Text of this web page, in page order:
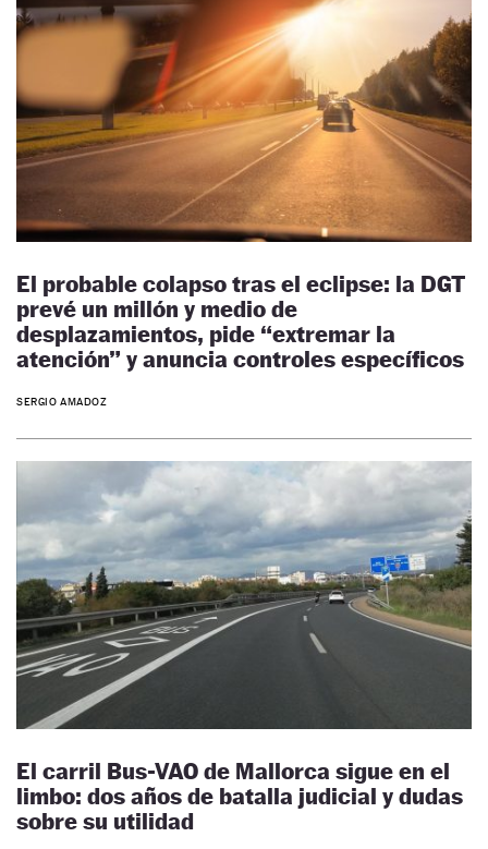
El probable colapso tras el eclipse: la DGT
prevé un millón y medio de
desplazamientos, pide “extremar la
atención” y anuncia controles específicos
SERGIO AMADOZ
El carril Bus-VAO de Mallorca sigue en el
limbo: dos años de batalla judicial y dudas
sobre su utilidad